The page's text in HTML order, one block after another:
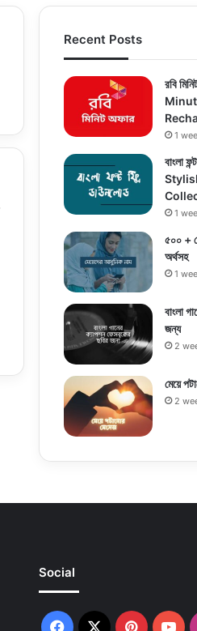
Recent Posts
রবি
1
বাংলা
1
৫০০ +
অর্থসহ
1
বাংলা
জন্য
2
মেয়ে
2
Social
Facebook
X Pinterest